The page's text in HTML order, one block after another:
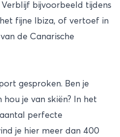
bijvoorbeeld tijdens
fijne Ibiza, of vertoef in
de Canarische
gesproken. Ben je
je van skiën? In het
perfecte
je hier meer dan 400